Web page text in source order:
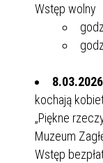
Wstęp wolny
8.03.2026
kochają
„Piękne
Muzeum
Wstęp